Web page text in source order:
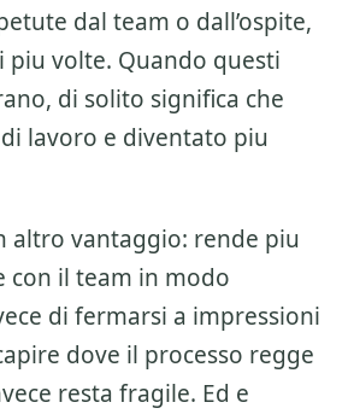
dal team o dall’ospite,
piu volte. Quando questi
di solito significa che
lavoro e diventato piu
altro vantaggio: rende piu
con il team in modo
di fermarsi a impressioni
dove il processo regge
resta fragile. Ed e